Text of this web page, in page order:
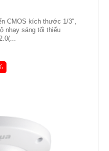
CMOS kích thước 1/3",
nhạy sáng tối thiểu